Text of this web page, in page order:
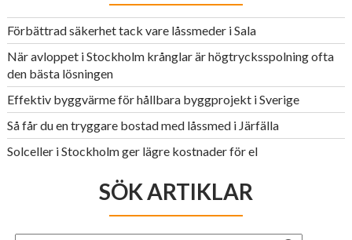
Förbättrad säkerhet tack vare låssmeder i Sala
När avloppet i Stockholm krånglar är högtrycksspolning ofta
den bästa lösningen
Effektiv byggvärme för hållbara byggprojekt i Sverige
Så får du en tryggare bostad med låssmed i Järfälla
Solceller i Stockholm ger lägre kostnader för el
SÖK ARTIKLAR